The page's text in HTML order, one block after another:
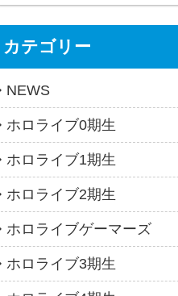
カテゴリー
NEWS
ホロライブ0期生
ホロライブ1期生
ホロライブ2期生
ホロライブゲーマーズ
ホロライブ3期生